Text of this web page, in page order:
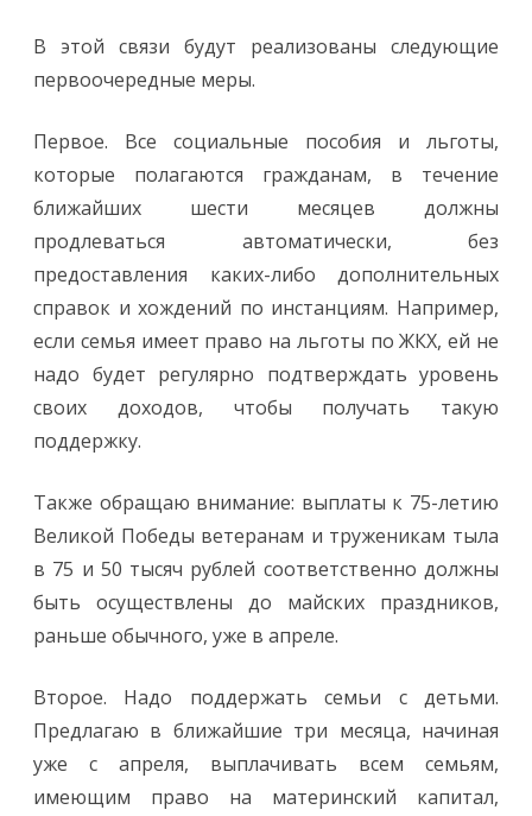
В этой связи будут реализованы следующие
первоочередные меры.
Первое. Все социальные пособия и льготы,
которые полагаются гражданам, в течение
ближайших шести месяцев должны
продлеваться автоматически, без
предоставления каких-либо дополнительных
справок и хождений по инстанциям. Например,
если семья имеет право на льготы по ЖКХ, ей не
надо будет регулярно подтверждать уровень
своих доходов, чтобы получать такую
поддержку.
Также обращаю внимание: выплаты к 75-летию
Великой Победы ветеранам и труженикам тыла
в 75 и 50 тысяч рублей соответственно должны
быть осуществлены до майских праздников,
раньше обычного, уже в апреле.
Второе. Надо поддержать семьи с детьми.
Предлагаю в ближайшие три месяца, начиная
уже с апреля, выплачивать всем семьям,
имеющим право на материнский капитал,